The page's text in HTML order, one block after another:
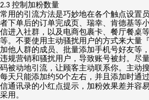
2.3 控制加粉数量
常用的引流方法是巧妙地在各个触点设置
者下单后的订单完成页、瑞幸、肯德基等
信进入社群，以及电商包裹卡、餐厅餐桌
等。不要使用主动骚扰用户的方式来大量
加他人群的成员、批量添加手机号好友等
违规营销和骚扰用户，导致账号被封。尽
码被动地引流，让顾客主动联系你。主动
每天只能添加约50个左右，并且添加时通
信通讯录的小红点提示，加粉效果差并容
采用。